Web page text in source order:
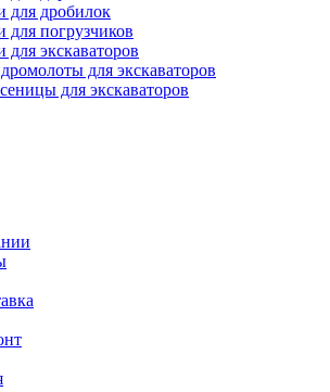
для дробилок
для погрузчиков
для экскаваторов
для экскаваторов
для экскаваторов